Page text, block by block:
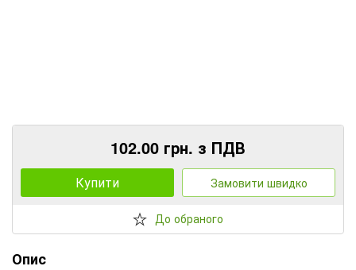
102.00 грн. з ПДВ
Купити Замовити швидко
До обраного
Опис